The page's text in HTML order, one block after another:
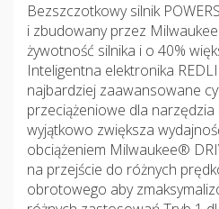
Bezszczotkowy silnik
i zbudowany przez
żywotność silnika i o 40%
Inteligentna elektronika
najbardziej zaawansowane
przeciążeniowe dla
wyjątkowo zwiększa
obciążeniem Milwaukee®
na przejście do różnych
obrotowego aby